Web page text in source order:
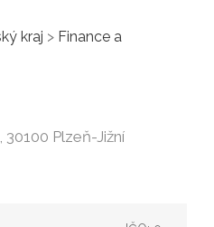
kraj > Finance a
Plzeň-Jižní